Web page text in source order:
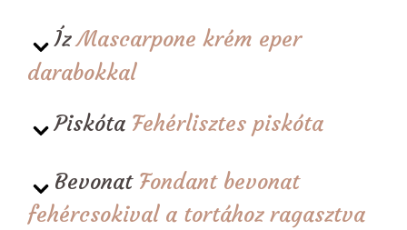
ÍzMascarpone krém eper
darabokkal
Piskóta Fehérlisztes piskóta
Bevonat Fondant bevonat
fehércsokival a tortához ragasztva